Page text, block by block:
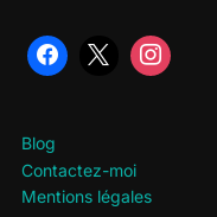
Blog
Contactez-moi
Mentions légales